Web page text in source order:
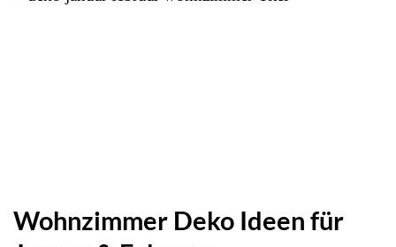
Wohnzimmer Deko Ideen für